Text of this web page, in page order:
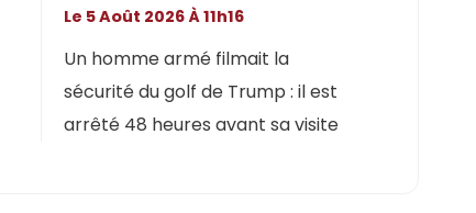
Un homme armé filmait la
sécurité du golf de Trump : il est
arrêté 48 heures avant sa visite
Le 5 Août 2026 À 11h16